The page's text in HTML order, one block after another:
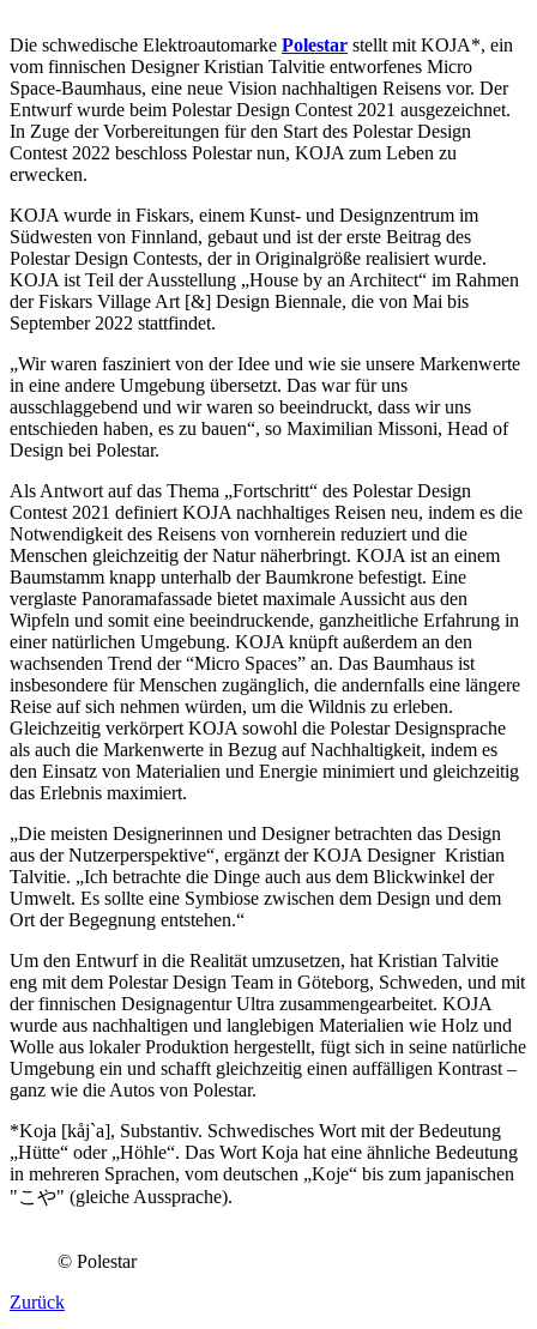
Die schwedische Elektroautomarke Polestar stellt mit KOJA*, ein
vom finnischen Designer Kristian Talvitie entworfenes Micro
Space-Baumhaus, eine neue Vision nachhaltigen Reisens vor. Der
Entwurf wurde beim Polestar Design Contest 2021 ausgezeichnet.
In Zuge der Vorbereitungen für den Start des Polestar Design
Contest 2022 beschloss Polestar nun, KOJA zum Leben zu
erwecken.
KOJA wurde in Fiskars, einem Kunst- und Designzentrum im
Südwesten von Finnland, gebaut und ist der erste Beitrag des
Polestar Design Contests, der in Originalgröße realisiert wurde.
KOJA ist Teil der Ausstellung „House by an Architect“ im Rahmen
der Fiskars Village Art [&] Design Biennale, die von Mai bis
September 2022 stattfindet.
„Wir waren fasziniert von der Idee und wie sie unsere Markenwerte
in eine andere Umgebung übersetzt. Das war für uns
ausschlaggebend und wir waren so beeindruckt, dass wir uns
entschieden haben, es zu bauen“, so Maximilian Missoni, Head of
Design bei Polestar.
Als Antwort auf das Thema „Fortschritt“ des Polestar Design
Contest 2021 definiert KOJA nachhaltiges Reisen neu, indem es die
Notwendigkeit des Reisens von vornherein reduziert und die
Menschen gleichzeitig der Natur näherbringt. KOJA ist an einem
Baumstamm knapp unterhalb der Baumkrone befestigt. Eine
verglaste Panoramafassade bietet maximale Aussicht aus den
Wipfeln und somit eine beeindruckende, ganzheitliche Erfahrung in
einer natürlichen Umgebung. KOJA knüpft außerdem an den
wachsenden Trend der “Micro Spaces” an. Das Baumhaus ist
insbesondere für Menschen zugänglich, die andernfalls eine längere
Reise auf sich nehmen würden, um die Wildnis zu erleben.
Gleichzeitig verkörpert KOJA sowohl die Polestar Designsprache
als auch die Markenwerte in Bezug auf Nachhaltigkeit, indem es
den Einsatz von Materialien und Energie minimiert und gleichzeitig
das Erlebnis maximiert.
„Die meisten Designerinnen und Designer betrachten das Design
aus der Nutzerperspektive“, ergänzt der KOJA Designer Kristian
Talvitie. „Ich betrachte die Dinge auch aus dem Blickwinkel der
Umwelt. Es sollte eine Symbiose zwischen dem Design und dem
Ort der Begegnung entstehen.“
Um den Entwurf in die Realität umzusetzen, hat Kristian Talvitie
eng mit dem Polestar Design Team in Göteborg, Schweden, und mit
der finnischen Designagentur Ultra zusammengearbeitet. KOJA
wurde aus nachhaltigen und langlebigen Materialien wie Holz und
Wolle aus lokaler Produktion hergestellt, fügt sich in seine natürliche
Umgebung ein und schafft gleichzeitig einen auffälligen Kontrast –
ganz wie die Autos von Polestar.
*Koja [kåj`a], Substantiv. Schwedisches Wort mit der Bedeutung
„Hütte“ oder „Höhle“. Das Wort Koja hat eine ähnliche Bedeutung
in mehreren Sprachen, vom deutschen „Koje“ bis zum japanischen
"こや" (gleiche Aussprache).
© Polestar
Zurück